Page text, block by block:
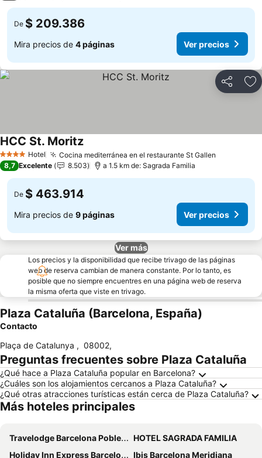
De $ 209.386
Mira precios de 4 páginas Ver precios
Compartir
4 EstrellasHotel Cocina mediterránea en el restaurante St Gallen
HCC St. MoritzVer precios
8,7 Excelente 8.503 a 1.5 km de: Sagrada Familia
De $ 463.914
Mira precios de 9 páginas Ver precios
Ver más
Los precios y la disponibilidad que recibe trivago de las páginas
web de reserva cambian de manera constante. Por lo tanto, es
posible que no siempre encuentres en una página web de reserva
la misma oferta que viste en trivago.
Plaza Cataluña (Barcelona, España)
Contacto
Plaça de Catalunya , 08002,
Preguntas frecuentes sobre Plaza Cataluña
¿Qué hace a Plaza Cataluña popular en Barcelona?
¿Cuáles son los alojamientos cercanos a Plaza Cataluña?
¿Qué otras atracciones turísticas están cerca de Plaza Cataluña?
Más hoteles principales
Travelodge Barcelona Poblenou
HOTEL SAGRADA FAMILIA
Holiday Inn Express Barcelona - City 22@ By Ihg
Ibis Barcelona Meridiana